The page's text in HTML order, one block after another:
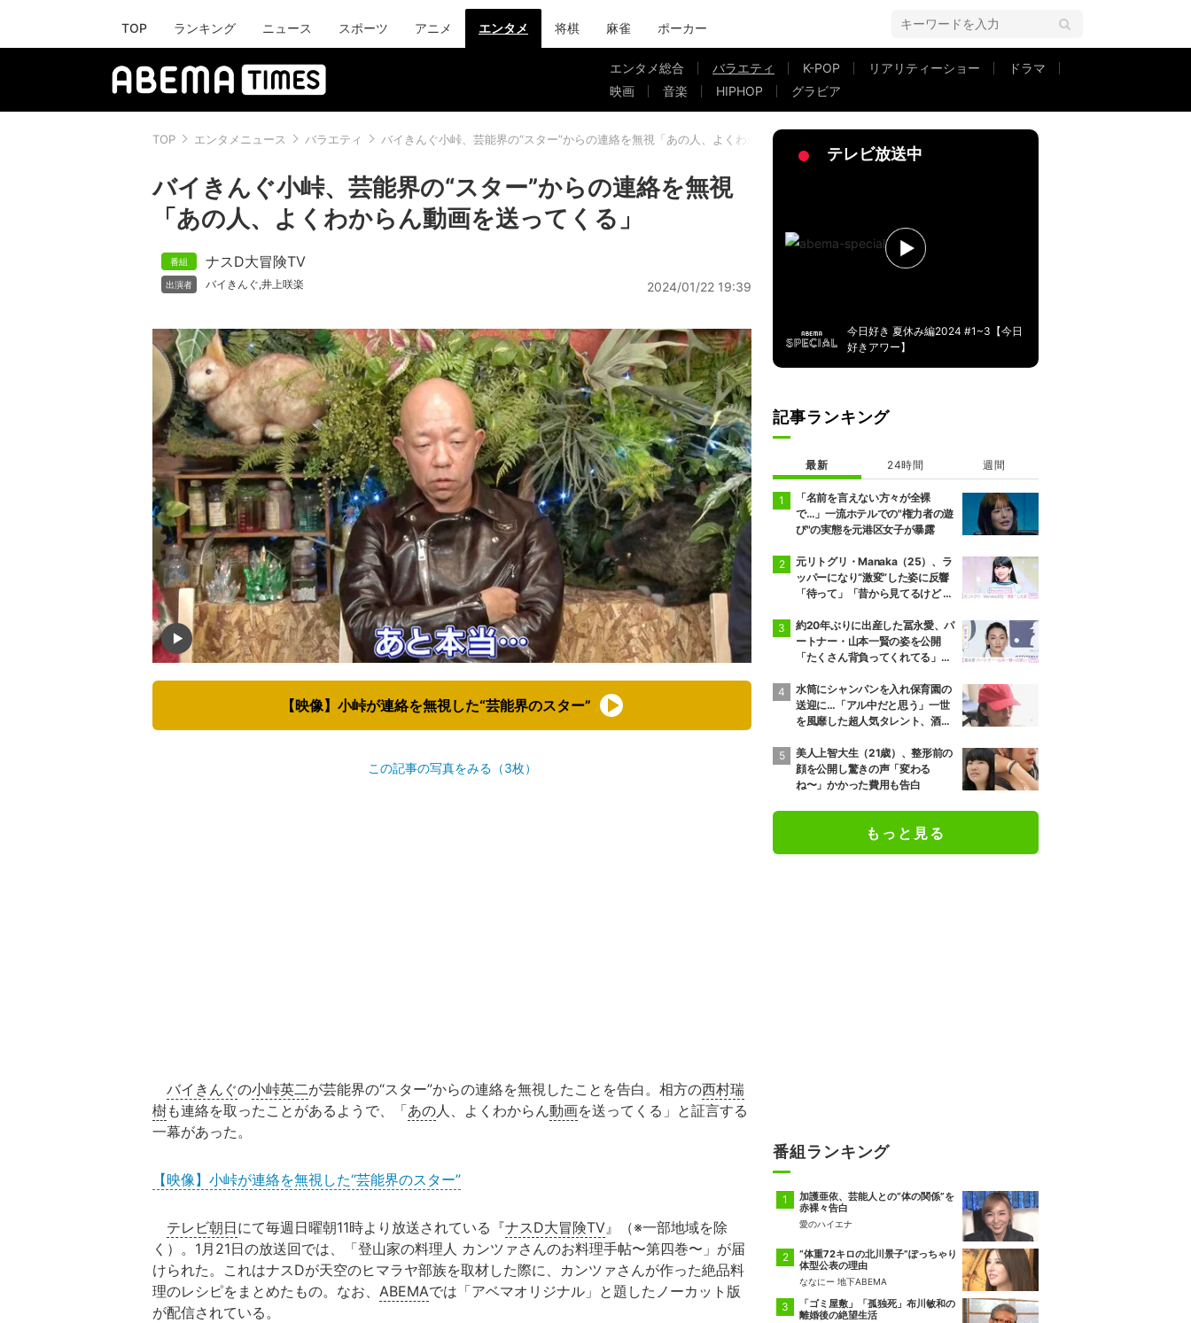
TOP ランキング ニュース スポーツ アニメ エンタメ 将棋 麻雀 ポーカー
エンタメ総合 バラエティ K-POP リアリティーショー
ドラマ
映画
音楽 HIPHOP グラビア
TOP エンタメニュース バラエティ バイきんぐ小峠、芸能界の“スター”からの連絡を無視「あの人、よくわからん動画を送ってくる」
バイきんぐ小峠、芸能界の“スター”からの連絡を無視
「あの人、よくわからん動画を送ってくる」
ナスD大冒険TV
バイきんぐ,井上咲楽 2024/01/22 19:39
【映像】小峠が連絡を無視した“芸能界のスター”
この記事の写真をみる（3枚）
バイきんぐの小峠英二が芸能界の“スター”からの連絡を無視したことを告白。相方の西村瑞
樹も連絡を取ったことがあるようで、「あの人、よくわからん動画を送ってくる」と証言する
一幕があった。
【映像】小峠が連絡を無視した“芸能界のスター”
テレビ朝日にて毎週日曜朝11時より放送されている『ナスD大冒険TV』（※一部地域を除
く）。1月21日の放送回では、「登山家の料理人 カンツァさんのお料理手帖〜第四巻〜」が届
けられた。これはナスDが天空のヒマラヤ部族を取材した際に、カンツァさんが作った絶品料
理のレシピをまとめたもの。なお、 ABEMAでは「アベマオリジナル」と題したノーカット版
が配信されている。
テレビ放送中
今日好き 夏休み編2024 #1~3【今日
好きアワー】
記事ランキング
最新 24時間 週間
「名前を言えない方々が全裸
で…」一流ホテルでの"権力者の遊
び"の実態を元港区女子が暴露
元リトグリ・Manaka（25）、ラ
ッパーになり“激変”した姿に反響
「待って」「昔から見てるけど 最
約20年ぶりに出産した冨永愛、パ
ートナー・山本一賢の姿を公開
「たくさん背負ってくれてる」感
水筒にシャンパンを入れ保育園の
送迎に…「アル中だと思う」一世
を風靡した超人気タレント、酒漬
美人上智大生（21歳）、整形前の
顔を公開し驚きの声「変わる
ね〜」かかった費用も告白
もっと見る
番組ランキング
加護亜依、芸能人との“体の関係”を
赤裸々告白
愛のハイエナ
“体重72キロの北川景子”ぽっちゃり
体型公表の理由
ななにー 地下ABEMA
「ゴミ屋敷」「孤独死」布川敏和の
離婚後の絶望生活